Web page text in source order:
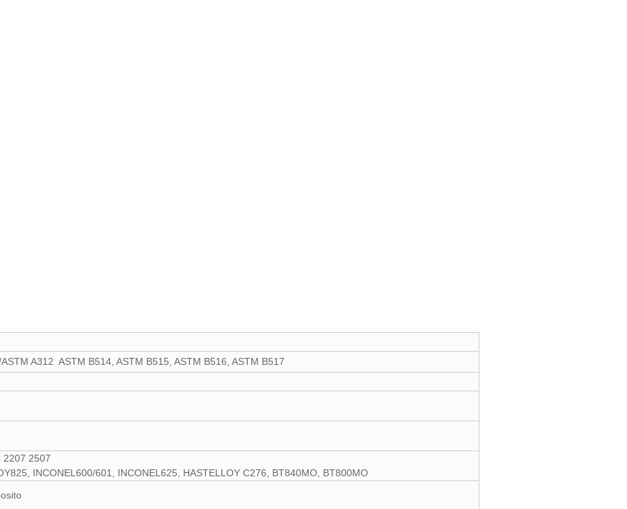
A312 ASTM B514, ASTM B515, ASTM B516, ASTM B517
2207 2507
INCONEL600/601, INCONEL625, HASTELLOY C276, BT840MO, BT800MO